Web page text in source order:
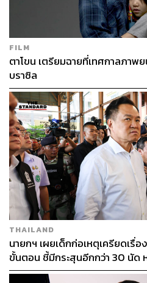
FILM
ตาโขน เตรียมฉายที่เทศกาลภาพ
บราซิล
THAILAND
นายกฯ เผยเด็กก่อเหตุเครียดเรื่อ
ขั้นตอน ชี้มีกระสุนอีกกว่า 30 นัด
สูญเสียเพิ่ม